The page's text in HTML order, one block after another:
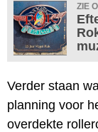
ZIE
Verder staan
planning voor
overdekte